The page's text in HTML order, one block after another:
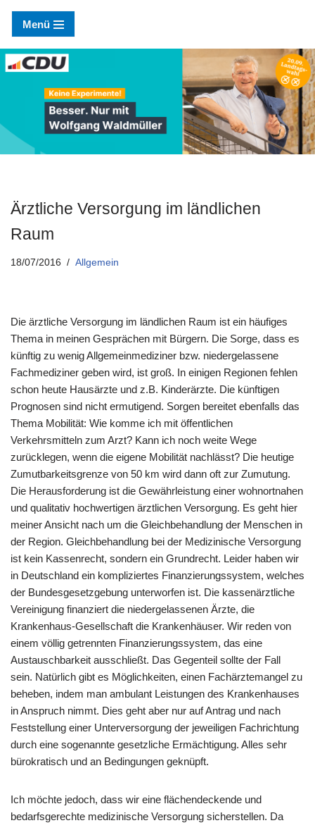
Zum
Inhalt
springen
Menü
Ärztliche Versorgung im ländlichen
Raum
18/07/2016 Allgemein
Die ärztliche Versorgung im ländlichen Raum ist ein häufiges
Thema in meinen Gesprächen mit Bürgern. Die Sorge, dass es
künftig zu wenig Allgemeinmediziner bzw. niedergelassene
Fachmediziner geben wird, ist groß. In einigen Regionen fehlen
schon heute Hausärzte und z.B. Kinderärzte. Die künftigen
Prognosen sind nicht ermutigend. Sorgen bereitet ebenfalls das
Thema Mobilität: Wie komme ich mit öffentlichen
Verkehrsmitteln zum Arzt? Kann ich noch weite Wege
zurücklegen, wenn die eigene Mobilität nachlässt? Die heutige
Zumutbarkeitsgrenze von 50 km wird dann oft zur Zumutung.
Die Herausforderung ist die Gewährleistung einer wohnortnahen
und qualitativ hochwertigen ärztlichen Versorgung. Es geht hier
meiner Ansicht nach um die Gleichbehandlung der Menschen in
der Region. Gleichbehandlung bei der Medizinische Versorgung
ist kein Kassenrecht, sondern ein Grundrecht. Leider haben wir
in Deutschland ein kompliziertes Finanzierungssystem, welches
der Bundesgesetzgebung unterworfen ist. Die kassenärztliche
Vereinigung finanziert die niedergelassenen Ärzte, die
Krankenhaus-Gesellschaft die Krankenhäuser. Wir reden von
einem völlig getrennten Finanzierungssystem, das eine
Austauschbarkeit ausschließt. Das Gegenteil sollte der Fall
sein. Natürlich gibt es Möglichkeiten, einen Fachärztemangel zu
beheben, indem man ambulant Leistungen des Krankenhauses
in Anspruch nimmt. Dies geht aber nur auf Antrag und nach
Feststellung einer Unterversorgung der jeweiligen Fachrichtung
durch eine sogenannte gesetzliche Ermächtigung. Alles sehr
bürokratisch und an Bedingungen geknüpft.
Ich möchte jedoch, dass wir eine flächendeckende und
bedarfsgerechte medizinische Versorgung sicherstellen. Da